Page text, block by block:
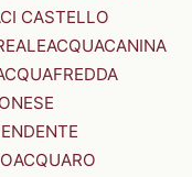
CASTELLO
ACQUACANINA
ACQUARO